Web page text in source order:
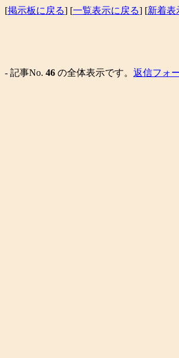
[掲示板に戻る] [一覧表示に戻る] [新着表
- 記事No. 46 の全体表示です。 返信フォ